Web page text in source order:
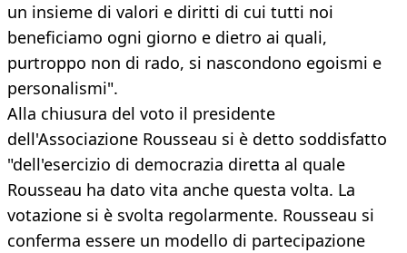
un insieme di valori e diritti di cui tutti noi
beneficiamo ogni giorno e dietro ai quali,
purtroppo non di rado, si nascondono egoismi e
personalismi".
Alla chiusura del voto il presidente
dell'Associazione Rousseau si è detto soddisfatto
"dell'esercizio di democrazia diretta al quale
Rousseau ha dato vita anche questa volta. La
votazione si è svolta regolarmente. Rousseau si
conferma essere un modello di partecipazione